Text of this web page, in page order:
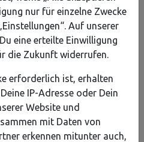
nur für einzelne Zwecke
Auf unserer
eine erteilte Einwilligung
die Zukunft widerrufen.
erforderlich ist, erhalten
IP-Adresse oder Dein
Website und
mit Daten von
erkennen mitunter auch,
Helau! 🎉
𝕏